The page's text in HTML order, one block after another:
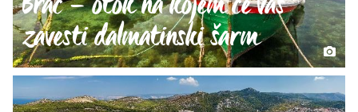
zavesti dalmatinski šarm